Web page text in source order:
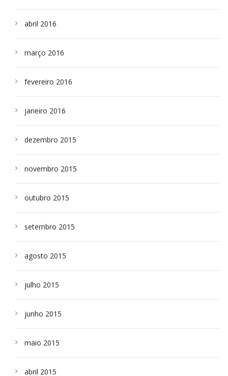
abril 2016
março 2016
fevereiro 2016
janeiro 2016
dezembro 2015
novembro 2015
outubro 2015
setembro 2015
agosto 2015
julho 2015
junho 2015
maio 2015
abril 2015